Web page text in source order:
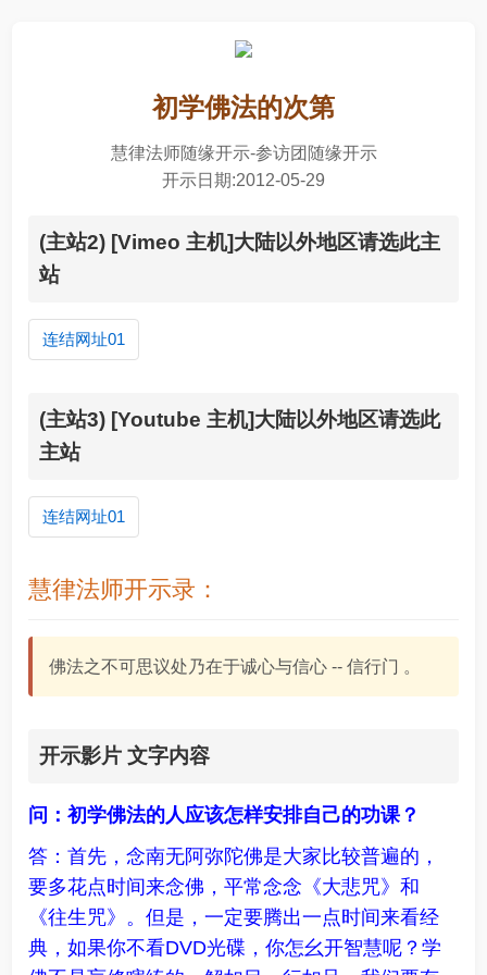
初学佛法的次第
慧律法师随缘开示-参访团随缘开示
开示日期:2012-05-29
(主站2) [Vimeo 主机]大陆以外地区请选此主
站
连结网址01
(主站3) [Youtube 主机]大陆以外地区请选此
主站
连结网址01
慧律法师开示录：
佛法之不可思议处乃在于诚心与信心 -- 信行门 。
开示影片 文字内容
问：初学佛法的人应该怎样安排自己的功课？
答：首先，念南无阿弥陀佛是大家比较普遍的，
要多花点时间来念佛，平常念念《大悲咒》和
《往生咒》。但是，一定要腾出一点时间来看经
典，如果你不看DVD光碟，你怎幺开智慧呢？学